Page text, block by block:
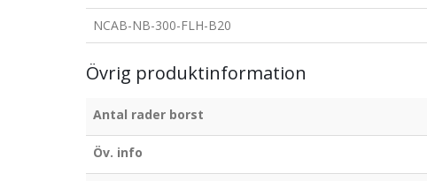
NCAB-NB-300-FLH-B20
Övrig produktinformation
Antal rader borst
Öv. info